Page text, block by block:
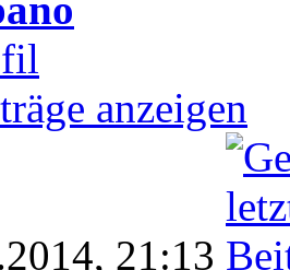
anzeigen
21:13